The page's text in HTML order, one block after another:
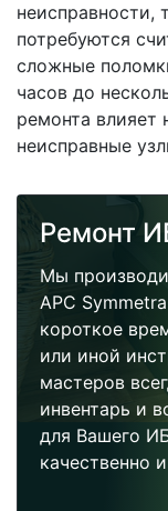
неисправности,
потребуются
сложные
часов до
ремонта влияет
неисправные
Ремонт
Мы
APC
короткое
или иной
мастеров
инвентарь и
для Вашего
качественно